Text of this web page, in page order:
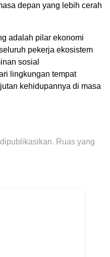
depan yang lebih cerah
adalah pilar ekonomi
pekerja ekosistem
sosial
lingkungan tempat
kehidupannya di masa
Ruas yang